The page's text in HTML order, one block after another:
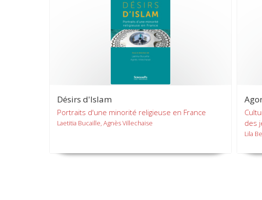
Désirs d'Islam
Portraits d'une minorité religieuse en France
Laetitia Bucaille, Agnès Villechaise
des
Lila